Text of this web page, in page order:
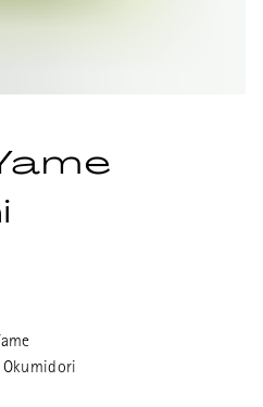
Von Hand
gemahlen.
Okumidori